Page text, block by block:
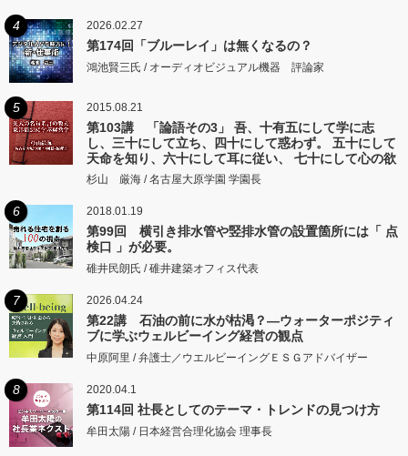
4 2026.02.27
第174回「ブルーレイ」は無くなるの？
鴻池賢三氏 / オーディオビジュアル機器 評論家
5 2015.08.21
第103講 「論語その3」 吾、十有五にして学に志
し、三十にして立ち、四十にして惑わず。 五十にして
天命を知り、六十にして耳に従い、 七十にして心の欲
するところに従いて矩をこえず。
杉山 厳海 / 名古屋大原学園 学園長
6 2018.01.19
第99回 横引き排水管や竪排水管の設置箇所には「 点
検口 」が必要。
碓井民朗氏 / 碓井建築オフィス代表
7 2026.04.24
第22講 石油の前に水が枯渇？―ウォーターポジティ
ブに学ぶウェルビーイング経営の観点
中原阿里 / 弁護士／ウエルビーイングＥＳＧアドバイザー
8 2020.04.1
第114回 社長としてのテーマ・トレンドの見つけ方
牟田太陽 / 日本経営合理化協会 理事長